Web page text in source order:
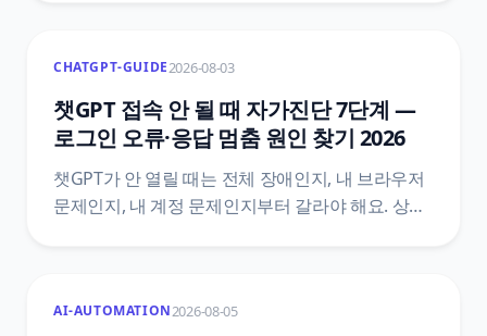
정리했어요.
CHATGPT-GUIDE2026-08-03
챗GPT 접속 안 될 때 자가진단 7단계 —
로그인 오류·응답 멈춤 원인 찾기 2026
챗GPT가 안 열릴 때는 전체 장애인지, 내 브라우저
문제인지, 내 계정 문제인지부터 갈라야 해요. 상태
AI-AUTOMATION2026-08-05